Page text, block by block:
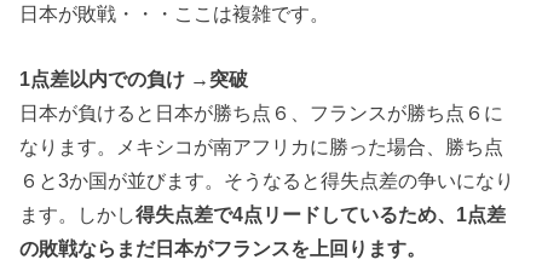
日本が敗戦・・・ここは複雑です。
1点差以内での負け →突破
日本が負けると日本が勝ち点６、フランスが勝ち点６に
なります。メキシコが南アフリカに勝った場合、勝ち点
６と3か国が並びます。そうなると得失点差の争いになり
ます。しかし得失点差で4点リードしているため、1点差
の敗戦ならまだ日本がフランスを上回ります。